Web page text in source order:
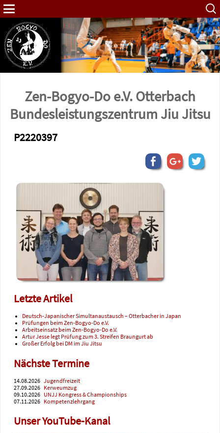
Suche
nach:
Zen-Bogyo-Do e.V. Otterbach
Bundes­leistungs­zentrum Jiu Jitsu
P2220397
Letzte Artikel
Deutsch-Japanischer Simultanaustausch – Otterbacher in Japan
Prüfungen beim Zen-Bogyo-Do e.V.
Arbeitseinsatz beim Zen-Bogyo-Do e.V.
Artur Jesse legt Prüfung zum 3. Streifen Braungurt ab
Großer Erfolg bei DM im Jiu Jitsu
Nächste Termine
14.08.2026 Jugendfreizeit
27.09.2026 Kerweumzug
09.10.2026 UNJJ Kongress & Championships
07.11.2026 Kompetenzlehrgang
Unser YouTube-Kanal